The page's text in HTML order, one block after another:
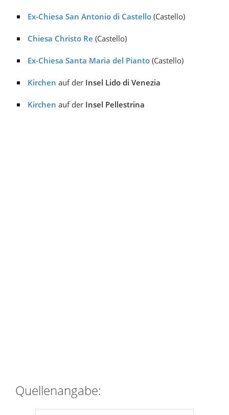
Ex-Chiesa San Antonio di Castello (Castello)
Chiesa Christo Re (Castello)
Ex-Chiesa Santa Maria del Pianto (Castello)
Kirchen auf der Insel Lido di Venezia
Kirchen auf der Insel Pellestrina
Quellenangabe: